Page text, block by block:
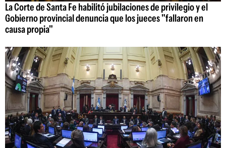
La Corte de Santa Fe habilitó jubilaciones de privilegio y el
Gobierno provincial denuncia que los jueces "fallaron en
causa propia"